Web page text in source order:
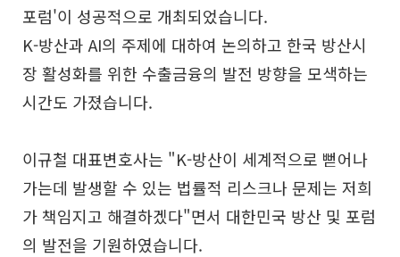
포럼'이 성공적으로 개최되었습니다.
K-방산과 AI의 주제에 대하여 논의하고 한국 방산시
장 활성화를 위한 수출금융의 발전 방향을 모색하는
시간도 가졌습니다.
이규철 대표변호사는 "K-방산이 세계적으로 뻗어나
가는데 발생할 수 있는 법률적 리스크나 문제는 저희
가 책임지고 해결하겠다"면서 대한민국 방산 및 포럼
의 발전을 기원하였습니다.